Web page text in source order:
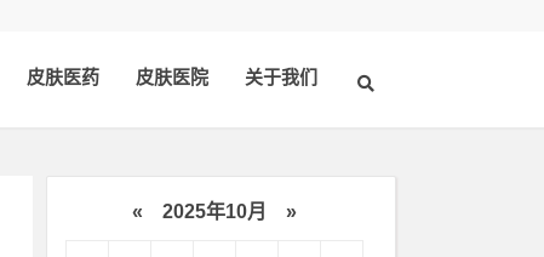
皮肤医药 皮肤医院 关于我们
« 2025年10月 »